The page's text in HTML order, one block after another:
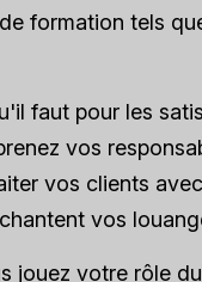
formation tels
faut pour les
vos
vos clients
vos
jouez votre rôle